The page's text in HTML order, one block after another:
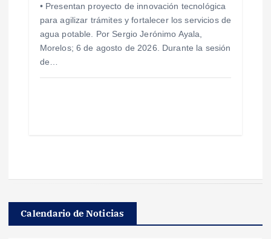
• Presentan proyecto de innovación tecnológica
para agilizar trámites y fortalecer los servicios de
agua potable. Por Sergio Jerónimo Ayala,
Morelos; 6 de agosto de 2026. Durante la sesión
de…
Calendario de Noticias